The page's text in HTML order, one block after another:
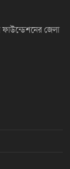
ফাউন্ডেশনের জেলা